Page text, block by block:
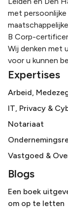
met
B Corp-
Wij denken met
voor u kunnen
Expertises
Arbeid,
IT, Privacy &
Notariaat
Vastgoed &
Blogs
Een boek
om op te letten